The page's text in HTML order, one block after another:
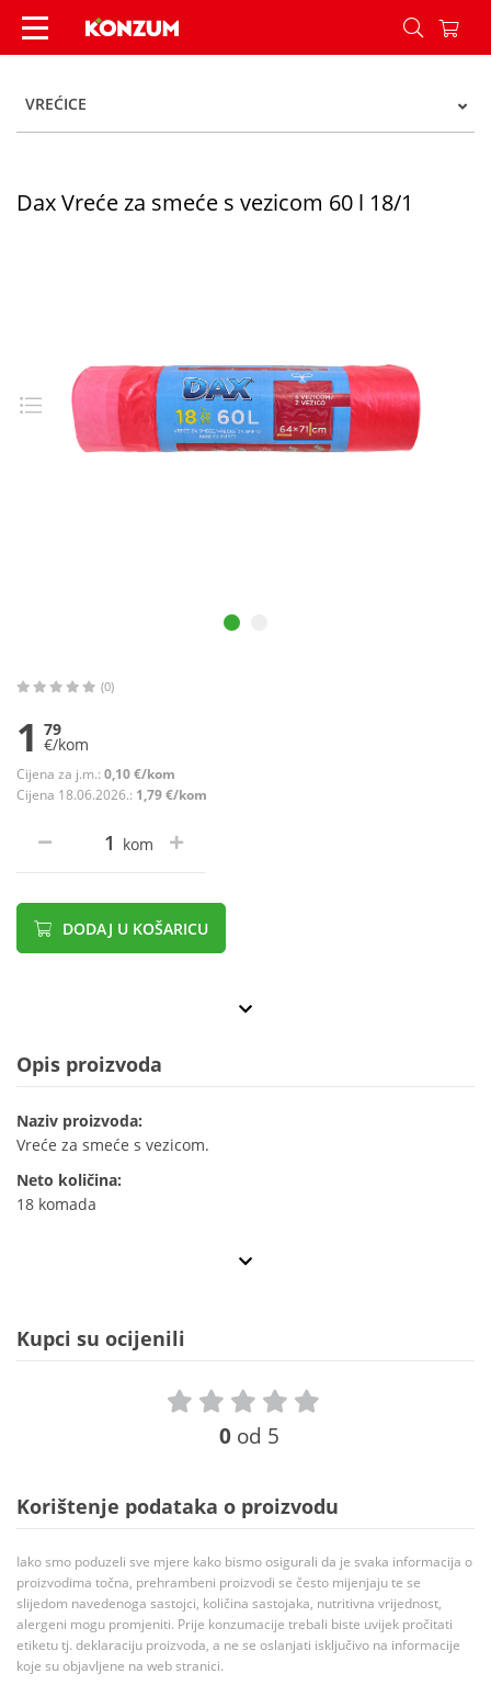
Dax Vreće za smeće s vezicom 60 l 18/1 - Konzum
VREĆICE
Dax Vreće za smeće s vezicom 60 l 18/1
(0)
1 79
€/kom
Cijena za j.m.: 0,10 €/kom
Cijena 18.06.2026.: 1,79 €/kom
kom
DODAJ U KOŠARICU
Opis proizvoda
Naziv proizvoda:
Vreće za smeće s vezicom.
Neto količina:
18 komada
Kupci su ocijenili
0 od 5
Korištenje podataka o proizvodu
Iako smo poduzeli sve mjere kako bismo osigurali da je svaka informacija o
proizvodima točna, prehrambeni proizvodi se često mijenjaju te se
slijedom navedenoga sastojci, količina sastojaka, nutritivna vrijednost,
alergeni mogu promjeniti. Prije konzumacije trebali biste uvijek pročitati
etiketu tj. deklaraciju proizvoda, a ne se oslanjati isključivo na informacije
koje su objavljene na web stranici.